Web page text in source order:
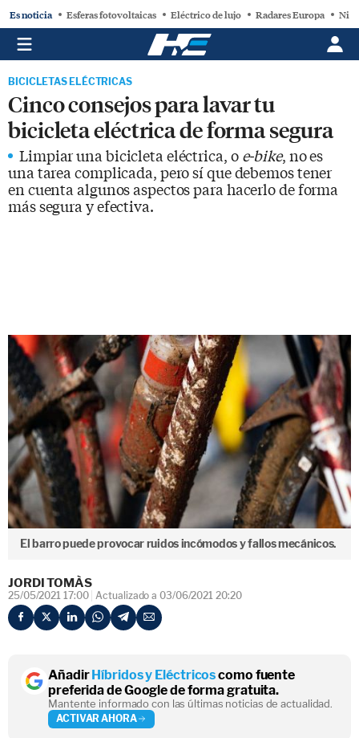
Es noticia Esferas fotovoltaicas Eléctrico de lujo Radares Europa
BICICLETAS ELÉCTRICAS
Cinco consejos para lavar tu
bicicleta eléctrica de forma segura
Limpiar una bicicleta eléctrica, oe-bike, no es
una tarea complicada, pero sí que debemos tener
en cuenta algunos aspectos para hacerlo de forma
más segura y efectiva.
El barro puede provocar ruidos incómodos y fallos mecánicos.
JORDI TOMÀS
25/05/2021 17:00 Actualizado a 03/06/2021 20:20
AñadirHíbridos y Eléctricoscomo fuente
preferida de Google de forma gratuita.
Mantente informado con las últimas noticias de actualidad.
ACTIVAR AHORA